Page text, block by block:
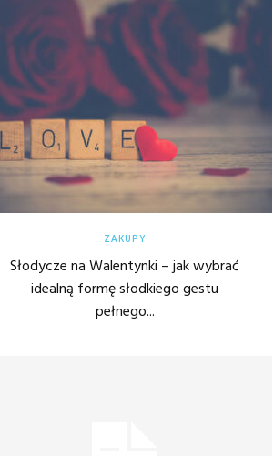
ZAKUPY
Słodycze na Walentynki – jak wybrać
idealną formę słodkiego gestu
pełnego...